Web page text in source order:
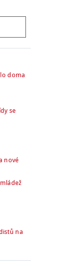
doma
se
nové
na